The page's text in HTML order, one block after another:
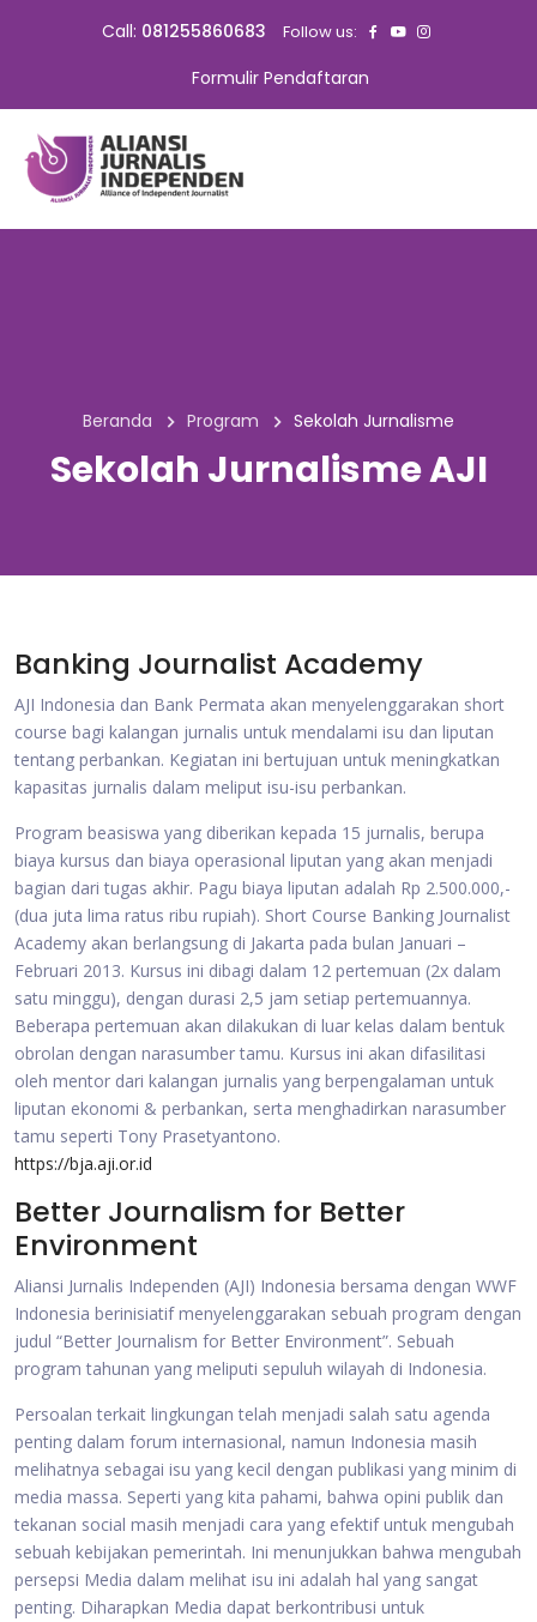
Call: 081255860683 Follow us:
Formulir Pendaftaran
Beranda Program Sekolah Jurnalisme
Sekolah Jurnalisme AJI
Banking Journalist Academy
AJI Indonesia dan Bank Permata akan menyelenggarakan short
course bagi kalangan jurnalis untuk mendalami isu dan liputan
tentang perbankan. Kegiatan ini bertujuan untuk meningkatkan
kapasitas jurnalis dalam meliput isu-isu perbankan.
Program beasiswa yang diberikan kepada 15 jurnalis, berupa
biaya kursus dan biaya operasional liputan yang akan menjadi
bagian dari tugas akhir. Pagu biaya liputan adalah Rp 2.500.000,-
(dua juta lima ratus ribu rupiah). Short Course Banking Journalist
Academy akan berlangsung di Jakarta pada bulan Januari –
Februari 2013. Kursus ini dibagi dalam 12 pertemuan (2x dalam
satu minggu), dengan durasi 2,5 jam setiap pertemuannya.
Beberapa pertemuan akan dilakukan di luar kelas dalam bentuk
obrolan dengan narasumber tamu. Kursus ini akan difasilitasi
oleh mentor dari kalangan jurnalis yang berpengalaman untuk
liputan ekonomi & perbankan, serta menghadirkan narasumber
tamu seperti Tony Prasetyantono.
https://bja.aji.or.id
Better Journalism for Better
Environment
Aliansi Jurnalis Independen (AJI) Indonesia bersama dengan WWF
Indonesia berinisiatif menyelenggarakan sebuah program dengan
judul “Better Journalism for Better Environment”. Sebuah
program tahunan yang meliputi sepuluh wilayah di Indonesia.
Persoalan terkait lingkungan telah menjadi salah satu agenda
penting dalam forum internasional, namun Indonesia masih
melihatnya sebagai isu yang kecil dengan publikasi yang minim di
media massa. Seperti yang kita pahami, bahwa opini publik dan
tekanan social masih menjadi cara yang efektif untuk mengubah
sebuah kebijakan pemerintah. Ini menunjukkan bahwa mengubah
persepsi Media dalam melihat isu ini adalah hal yang sangat
penting. Diharapkan Media dapat berkontribusi untuk